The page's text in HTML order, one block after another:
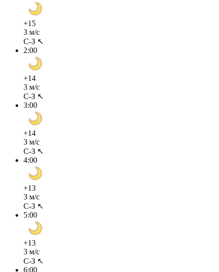
+15
3 м/с
С-З ↖
2:00
+14
3 м/с
С-З ↖
3:00
+14
3 м/с
С-З ↖
4:00
+13
3 м/с
С-З ↖
5:00
+13
3 м/с
С-З ↖
6:00